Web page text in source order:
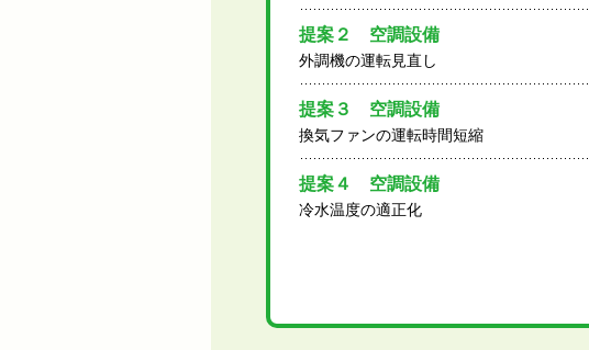
提案２ 空調設備
外調機の運転見直し
提案３ 空調設備
換気ファンの運転時間短縮
提案４ 空調設備
冷水温度の適正化